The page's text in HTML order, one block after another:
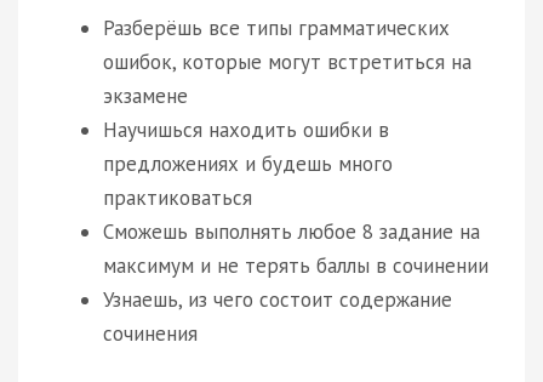
Разберёшь все типы грамматических
ошибок, которые могут встретиться на
экзамене
Научишься находить ошибки в
предложениях и будешь много
практиковаться
Сможешь выполнять любое 8 задание на
максимум и не терять баллы в сочинении
Узнаешь, из чего состоит содержание
сочинения